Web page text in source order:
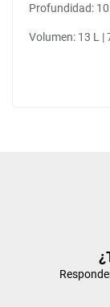
Profundidad:
Volumen: 13 L |